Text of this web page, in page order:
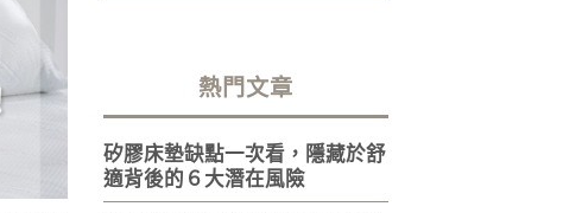
熱門文章
矽膠床墊缺點一次看，隱藏於舒
適背後的６大潛在風險